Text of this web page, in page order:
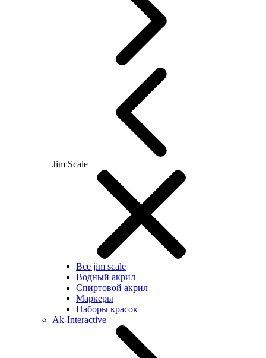
Jim Scale
Все jim scale
Водный акрил
Спиртовой акрил
Маркеры
Наборы красок
Ak-Interactive